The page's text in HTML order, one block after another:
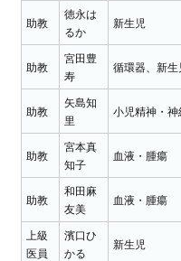
助教
徳永は
るか
新生児
助教
宮田豊
寿
循環器、新生
助教
矢島知
里
小児精神・神
助教
宮本真
知子
血液・腫瘍
助教
和田麻
友美
血液・腫瘍
上級
医員
濱口ひ
かる
新生児